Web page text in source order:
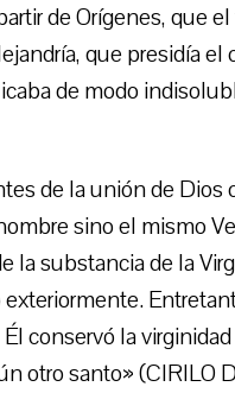
de Orígenes, que
que presidía
de modo
de la unión de Dios
sino el mismo
substancia de la
conservó la
otro santo» (CIRILO